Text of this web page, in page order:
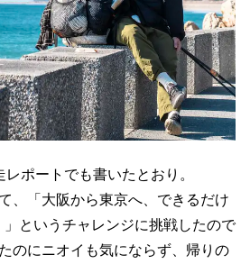
ポートでも書いたとおり。
、「大阪から東京へ、できるだけ
というチャレンジに挑戦したので
のにニオイも気にならず、帰りの